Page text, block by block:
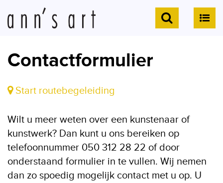
Contactformulier
Start routebegeleiding
Wilt u meer weten over een kunstenaar of
kunstwerk? Dan kunt u ons bereiken op
telefoonnummer 050 312 28 22 of door
onderstaand formulier in te vullen. Wij nemen
dan zo spoedig mogelijk contact met u op. U